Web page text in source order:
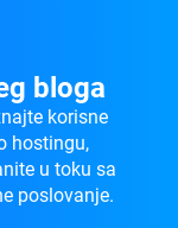
bloga
korisne
hostingu,
u toku sa
poslovanje.